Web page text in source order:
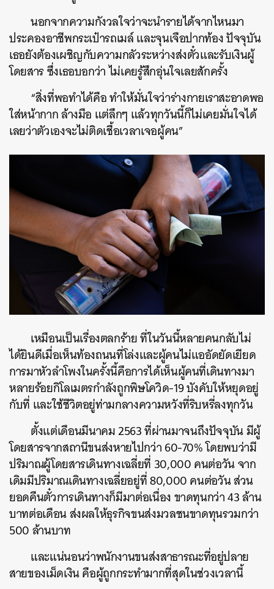
นอกจากความกังวลใจว่าจะนำรายได้จากไหนมา
ประคองอาชีพกระเป๋ารถเมล์ และจุนเจือปากท้อง ปัจจุบัน
เธอยังต้องเผชิญกับความกลัวระหว่างส่งตั๋วและรับเงินผู้
โดยสาร ซึ่งเธอบอกว่า ไม่เคยรู้สึกอุ่นใจเลยสักครั้ง
“สิ่งที่พอทำได้คือ ทำให้มั่นใจว่าร่างกายเราสะอาดพอ
ใส่หน้ากาก ล้างมือ แต่ลึกๆ แล้วทุกวันนี้ก็ไม่เคยมั่นใจได้
เลยว่าตัวเองจะไม่ติดเชื้อเวลาเจอผู้คน”
เหมือนเป็นเรื่องตลกร้าย ที่ในวันนี้หลายคนกลับไม่
ได้ยินดีเมื่อเห็นท้องถนนที่โล่งและผู้คนไม่แออัดยัดเยียด
การมาหัวลำโพงในครั้งนี้คือการได้เห็นผู้คนที่เดินทางมา
หลายร้อยกิโลเมตรกำลังถูกพิษโควิด-19 บังคับให้หยุดอยู่
กับที่ และใช้ชีวิตอยู่ท่ามกลางความหวังที่ริบหรี่ลงทุกวัน
ตั้งแต่เดือนมีนาคม 2563 ที่ผ่านมาจนถึงปัจจุบัน มีผู้
โดยสารจากสถานีขนส่งหายไปกว่า 60-70% โดยพบว่ามี
ปริมาณผู้โดยสารเดินทางเฉลี่ยที่ 30,000 คนต่อวัน จาก
เดิมมีปริมาณเดินทางเฉลี่ยอยู่ที่ 80,000 คนต่อวัน ส่วน
ยอดคืนตั๋วการเดินทางก็มีมาต่อเนื่อง ขาดทุนกว่า 43 ล้าน
บาทต่อเดือน ส่งผลให้ธุรกิจขนส่งมวลชนขาดทุนรวมกว่า
500 ล้านบาท
และแน่นอนว่าพนักงานขนส่งสาธารณะที่อยู่ปลาย
สายของเม็ดเงิน คือผู้ถูกกระทำมากที่สุดในช่วงเวลานี้